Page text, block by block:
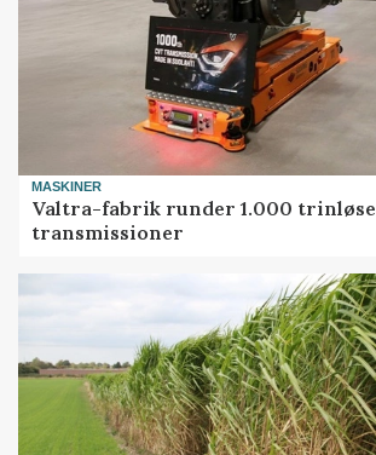
MASKINER
Valtra-fabrik runder 1.000 trinløse
transmissioner